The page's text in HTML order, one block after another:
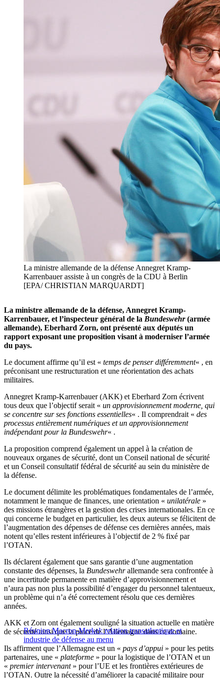
La ministre allemande de la défense Annegret Kramp-
Karrenbauer assiste à un congrès de la CDU à Berlin
[EPA/ CHRISTIAN MARQUARDT]
La ministre allemande de la défense, Annegret Kramp-
Karrenbauer, et l’inspecteur général de la Bundeswehr(armée
allemande), Eberhard Zorn, ont présenté aux députés un
rapport exposant une proposition visant à moderniser l’armée
du pays.
Le document affirme qu’il est « temps de penser différemment« , en
préconisant une restructuration et une réorientation des achats
militaires.
Annegret Kramp-Karrenbauer (AKK) et Eberhard Zorn écrivent
tous deux que l’objectif serait « un approvisionnement moderne, qui
se concentre sur ses fonctions essentielles« . Il comprendrait « des
processus entièrement numériques et un approvisionnement
indépendant pour la Bundeswehr« .
La proposition comprend également un appel à la création de
nouveaux organes de sécurité, dont un Conseil national de sécurité
et un Conseil consultatif fédéral de sécurité au sein du ministère de
la défense.
Le document délimite les problématiques fondamentales de l’armée,
notamment le manque de finances, une orientation « unilatérale »
des missions étrangères et la gestion des crises internationales. En ce
qui concerne le budget en particulier, les deux auteurs se félicitent de
l’augmentation des dépenses de défense ces dernières années, mais
notent qu’elles restent inférieures à l’objectif de 2 % fixé par
l’OTAN.
Ils déclarent également que sans garantie d’une augmentation
constante des dépenses, la Bundeswehrallemande sera confrontée à
une incertitude permanente en matière d’approvisionnement et
n’aura pas non plus la possibilité d’engager du personnel talentueux,
un problème qui n’a été correctement résolu que ces dernières
années.
Réunion Macron-Merkel: relation transatlantique et
industrie de défense au menu
AKK et Zorn ont également souligné la situation actuelle en matière
de sécurité ainsi que la place de l’Allemagne dans ce domaine.
Ils affirment que l’Allemagne est un « pays d’appui » pour les petits
partenaires, une « plateforme » pour la logistique de l’OTAN et un
« premier intervenant» pour l’UE et les frontières extérieures de
l’OTAN. Outre la nécessité d’améliorer la capacité militaire pour